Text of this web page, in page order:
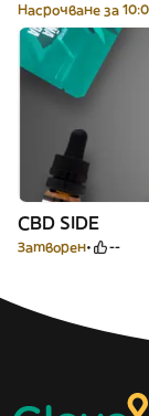
Насрочване за
CBD SIDE
Затворен --